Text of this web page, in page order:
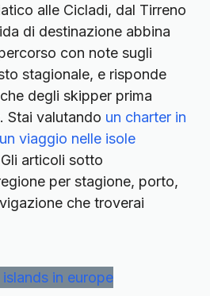
alle Cicladi, dal Tirreno
di destinazione abbina
con note sugli
stagionale, e risponde
degli skipper prima
Stai valutando un charter in
un viaggio nelle isole
articoli sotto
per stagione, porto,
che troverai